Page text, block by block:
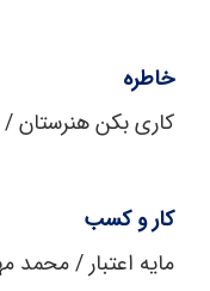
خاطره
کاری بکن هنرستان
کار و کسب
مایه اعتبار / محمد